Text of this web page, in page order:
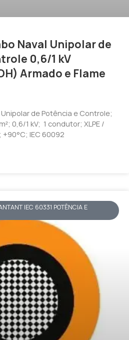
Naval Unipolar de
0,6/1 kV
Armado e Flame
de Potência e Controle;
0,6/1 kV; 1 condutor; XLPE /
IEC 60092
IEC 60331 POTÊNCIA E